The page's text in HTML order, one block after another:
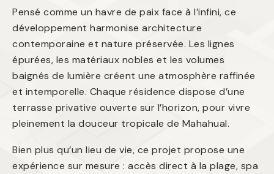
Pensé comme un havre de paix face à l’infini, ce
développement harmonise architecture
contemporaine et nature préservée. Les lignes
épurées, les matériaux nobles et les volumes
baignés de lumière créent une atmosphère raffinée
et intemporelle. Chaque résidence dispose d’une
terrasse privative ouverte sur l’horizon, pour vivre
pleinement la douceur tropicale de Mahahual.
Bien plus qu’un lieu de vie, ce projet propose une
expérience sur mesure : accès direct à la plage, spa